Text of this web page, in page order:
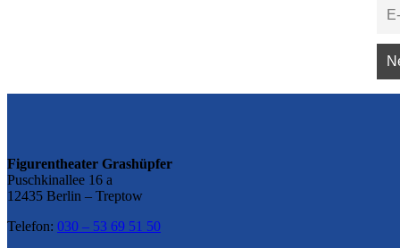
Figurentheater Grashüpfer
Puschkinallee 16 a
12435 Berlin – Treptow
Telefon: 030 – 53 69 51 50